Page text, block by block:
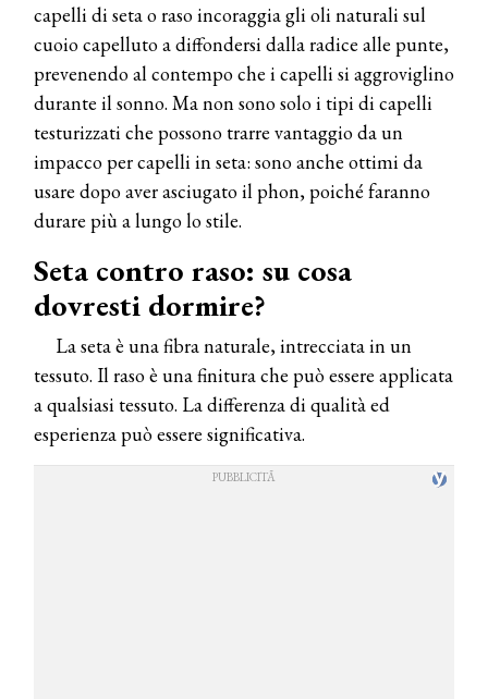
capelli di seta o raso incoraggia gli oli naturali sul
cuoio capelluto a diffondersi dalla radice alle punte,
prevenendo al contempo che i capelli si aggroviglino
durante il sonno. Ma non sono solo i tipi di capelli
testurizzati che possono trarre vantaggio da un
impacco per capelli in seta: sono anche ottimi da
usare dopo aver asciugato il phon, poiché faranno
durare più a lungo lo stile.
Seta contro raso: su cosa
dovresti dormire?
La seta è una fibra naturale, intrecciata in un
tessuto. Il raso è una finitura che può essere applicata
a qualsiasi tessuto. La differenza di qualità ed
esperienza può essere significativa.